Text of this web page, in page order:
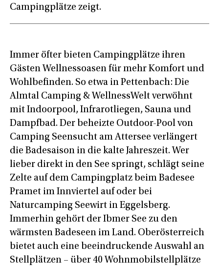
Campingplätze zeigt.
Immer öfter bieten Campingplätze ihren
Gästen Wellnessoasen für mehr Komfort und
Wohlbefinden. So etwa in Pettenbach: Die
Almtal Camping & WellnessWelt verwöhnt
mit Indoorpool, Infrarotliegen, Sauna und
Dampfbad. Der beheizte Outdoor-Pool von
Camping Seensucht am Attersee verlängert
die Badesaison in die kalte Jahreszeit. Wer
lieber direkt in den See springt, schlägt seine
Zelte auf dem Campingplatz beim Badesee
Pramet im Innviertel auf oder bei
Naturcamping Seewirt in Eggelsberg.
Immerhin gehört der Ibmer See zu den
wärmsten Badeseen im Land. Oberösterreich
bietet auch eine beeindruckende Auswahl an
Stellplätzen – über 40 Wohnmobilstellplätze